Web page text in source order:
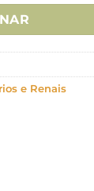
e Renais